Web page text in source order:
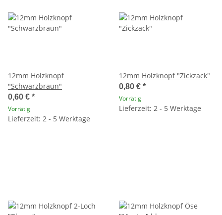
12mm Holzknopf
"Schwarzbraun"
0,60 € *
Vorrätig
Lieferzeit: 2 - 5 Werktage
12mm Holzknopf "Zickzack"
0,80 € *
Vorrätig
Lieferzeit: 2 - 5 Werktage